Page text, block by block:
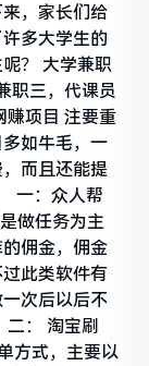
，家长们给
多大学生的
？ 大学兼职
职三，代课员
赚项目 注要重
如牛毛，一
而且还能提
一：众人帮
做任务为主
佣金，佣金
此类软件有
次后以后不
： 淘宝刷
方式，主要以